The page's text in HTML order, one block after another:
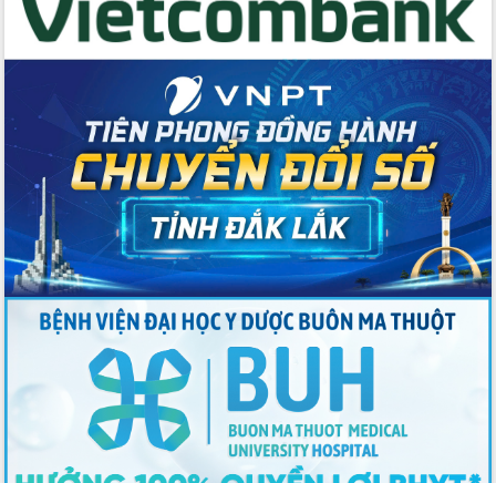
Việt Nam
Đắk Lắk về phát triển nhân lực y tế
Du lịch Đắk Lắk nâng tầm trải nghiệm
du khách thông qua Hệ thống cơ sở dữ
liệu và Bản đồ số
Tập huấn ứng dụng trí tuệ nhân tạo (AI)
trong thương mại điện tử năm 2026
Đoàn đại biểu Quốc hội tỉnh Đắk Lắk
trao đổi thông tin trước Kỳ họp thứ
nhất, Quốc hội khóa XVI
Quyết liệt cải cách hành chính, khơi
thông nguồn lực phát triển
Nâng cao hiệu lực, hiệu quả HĐND
tỉnh thông qua hiện đại hóa hành chính
Xã Ea Phê gắn cải cách hành chính với
chuyển đổi số
Phó Chủ tịch Thường trực UBND tỉnh